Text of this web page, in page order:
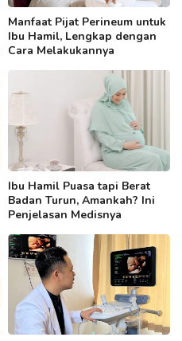
Manfaat Pijat Perineum untuk
Ibu Hamil, Lengkap dengan
Cara Melakukannya
Ibu Hamil Puasa tapi Berat
Badan Turun, Amankah? Ini
Penjelasan Medisnya